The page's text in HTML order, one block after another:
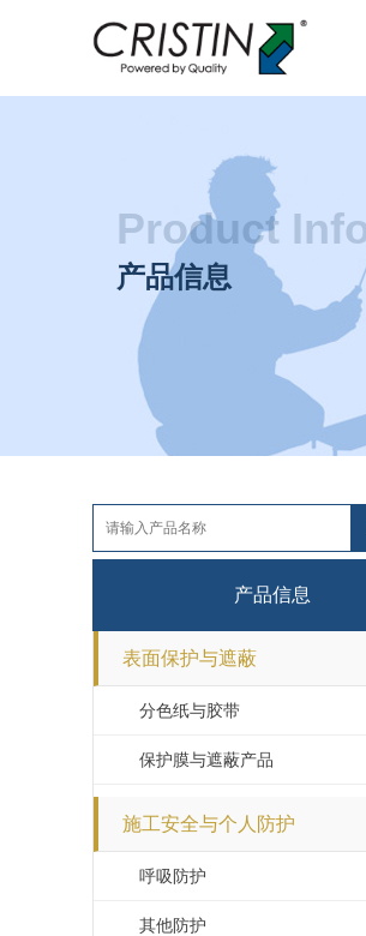
Product
产品信息
产品信息
表面保护与遮蔽
分色纸与胶带
保护膜与遮蔽产品
施工安全与个人防护
呼吸防护
其他防护